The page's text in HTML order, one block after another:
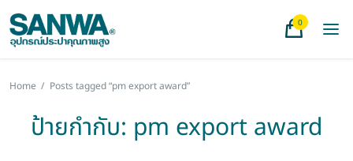
0
Home / Posts tagged “pm export award”
ป้ายกำกับ: pm export award